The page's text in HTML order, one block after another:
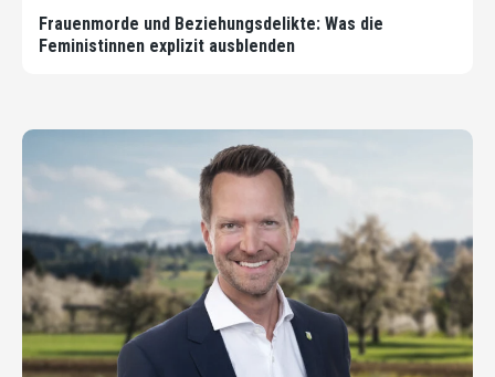
Frauenmorde und Beziehungsdelikte: Was die
Feministinnen explizit ausblenden